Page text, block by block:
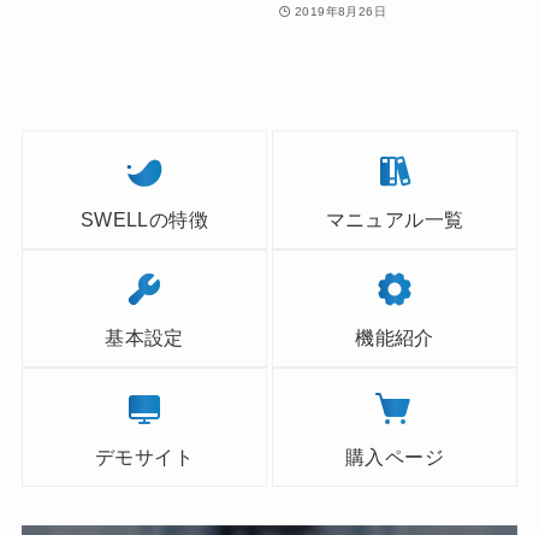
2019年8月26日
SWELLの特徴 マニュアル一覧
基本設定 機能紹介
デモサイト 購入ページ